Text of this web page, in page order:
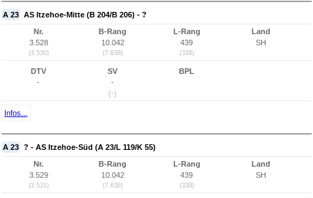
A 23 AS Itzehoe-Mitte (B 204/B 206) - ?
Nr.
3.528
(3.530)
B-Rang
10.042
(7.638)
L-Rang
439
(338)
Land
SH
DTV
-
SV
-
(-)
BPL
Infos...
A 23 ? - AS Itzehoe-Süd (A 23/L 119/K 55)
Nr.
3.529
(3.531)
B-Rang
10.042
(7.638)
L-Rang
439
(338)
Land
SH